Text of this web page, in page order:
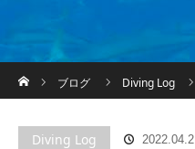
ブログ
Diving Log
Diving Log 2022.04.2